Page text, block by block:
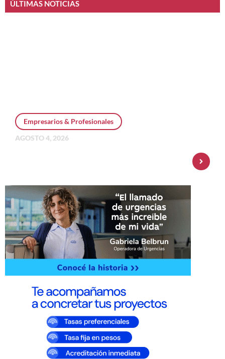
ÚLTIMAS NOTICIAS
Empresarios & Profesionales
AGOSTO 4, 2026